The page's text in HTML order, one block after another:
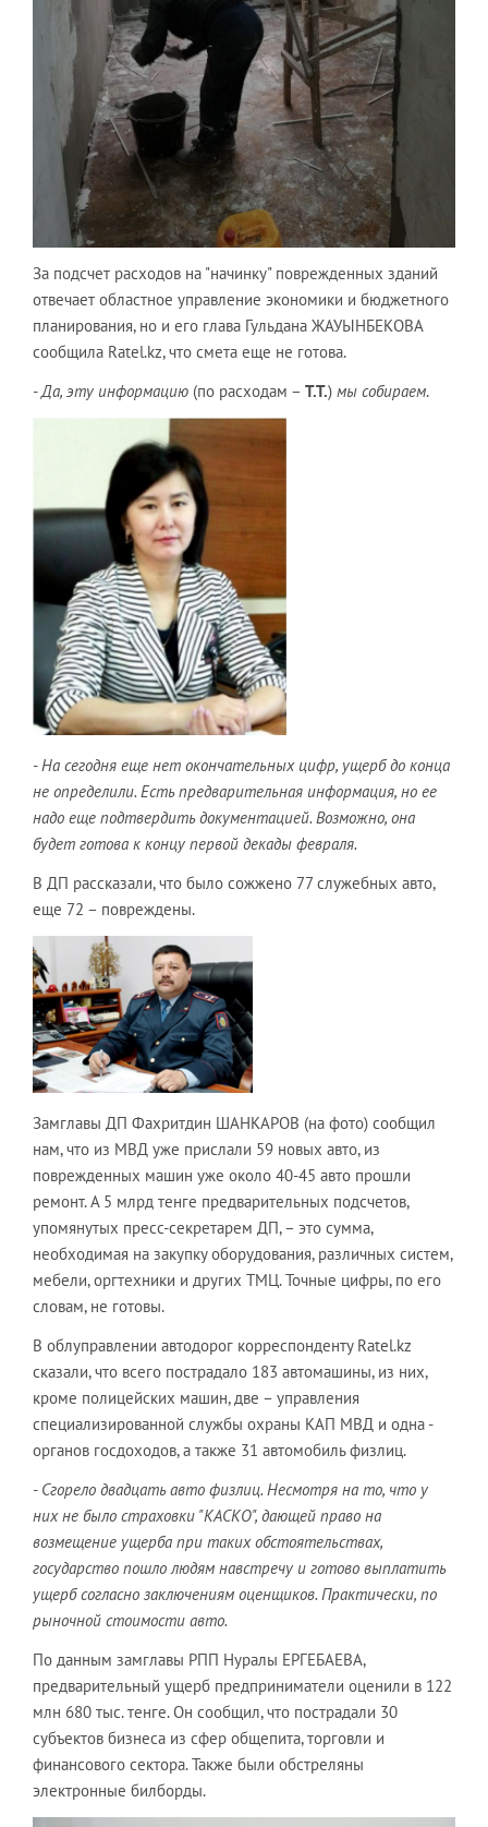
За подсчет расходов на "начинку" поврежденных зданий
отвечает областное управление экономики и бюджетного
планирования, но и его глава Гульдана ЖАУЫНБЕКОВА
сообщила Ratel.kz, что смета еще не готова.
- Да, эту информацию (по расходам – Т.Т.) мы собираем.
- На сегодня еще нет окончательных цифр, ущерб до конца
не определили. Есть предварительная информация, но ее
надо еще подтвердить документацией. Возможно, она
будет готова к концу первой декады февраля.
В ДП рассказали, что было сожжено 77 служебных авто,
еще 72 – повреждены.
Замглавы ДП Фахритдин ШАНКАРОВ (на фото) сообщил
нам, что из МВД уже прислали 59 новых авто, из
поврежденных машин уже около 40-45 авто прошли
ремонт. А 5 млрд тенге предварительных подсчетов,
упомянутых пресс-секретарем ДП, – это сумма,
необходимая на закупку оборудования, различных систем,
мебели, оргтехники и других ТМЦ. Точные цифры, по его
словам, не готовы.
В облуправлении автодорог корреспонденту Ratel.kz
сказали, что всего пострадало 183 автомашины, из них,
кроме полицейских машин, две – управления
специализированной службы охраны КАП МВД и одна -
органов госдоходов, а также 31 автомобиль физлиц.
- Сгорело двадцать авто физлиц. Несмотря на то, что у
них не было страховки "КАСКО", дающей право на
возмещение ущерба при таких обстоятельствах,
государство пошло людям навстречу и готово выплатить
ущерб согласно заключениям оценщиков. Практически, по
рыночной стоимости авто.
По данным замглавы РПП Нуралы ЕРГЕБАЕВА,
предварительный ущерб предприниматели оценили в 122
млн 680 тыс. тенге. Он сообщил, что пострадали 30
субъектов бизнеса из сфер общепита, торговли и
финансового сектора. Также были обстреляны
электронные билборды.